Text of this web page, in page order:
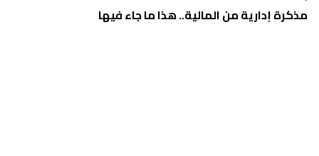
مذكرة إدارية من المالية.. هذا ما جاء فيها